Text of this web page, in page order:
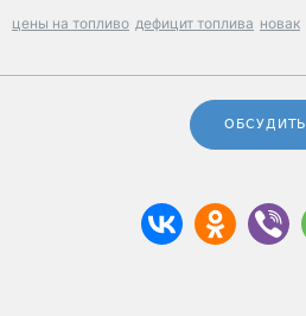
цены на топливо дефицит топлива новак
ОБСУДИТЬ